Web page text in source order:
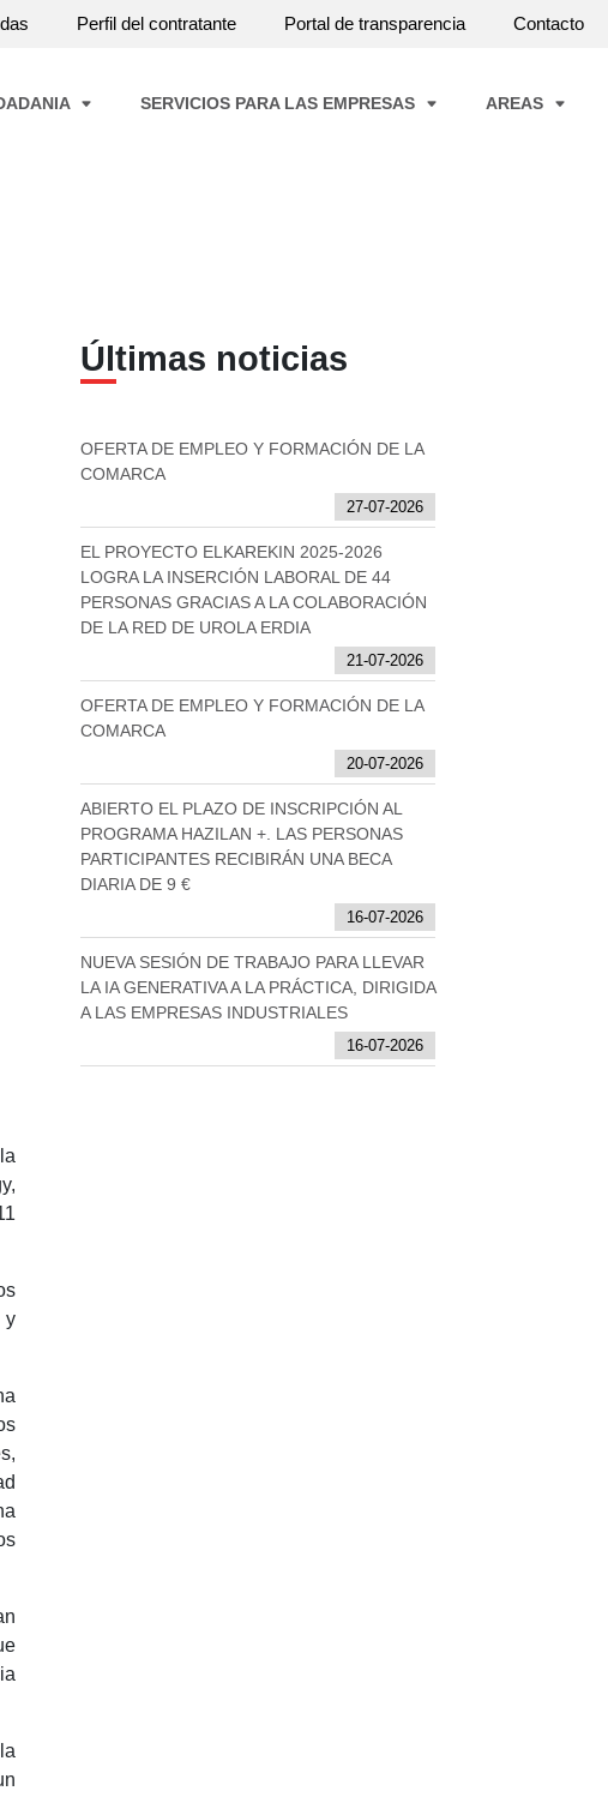
Perfil del contratante Portal de transparencia Contacto
SERVICIOS PARA LAS EMPRESAS AREAS
y
Últimas noticias
OFERTA DE EMPLEO Y FORMACIÓN DE LA
COMARCA
27-07-2026
EL PROYECTO ELKAREKIN 2025-2026
LOGRA LA INSERCIÓN LABORAL DE 44
PERSONAS GRACIAS A LA COLABORACIÓN
DE LA RED DE UROLA ERDIA
21-07-2026
OFERTA DE EMPLEO Y FORMACIÓN DE LA
COMARCA
20-07-2026
ABIERTO EL PLAZO DE INSCRIPCIÓN AL
PROGRAMA HAZILAN +. LAS PERSONAS
PARTICIPANTES RECIBIRÁN UNA BECA
DIARIA DE 9 €
16-07-2026
NUEVA SESIÓN DE TRABAJO PARA LLEVAR
LA IA GENERATIVA A LA PRÁCTICA, DIRIGIDA
A LAS EMPRESAS INDUSTRIALES
16-07-2026